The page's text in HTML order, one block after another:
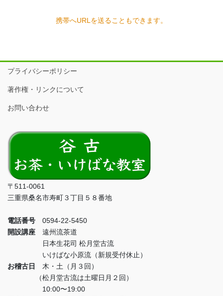
携帯へURLを送ることもできます。
プライバシーポリシー
著作権・リンクについて
お問い合わせ
〒511-0061
三重県桑名市寿町３丁目５８番地
電話番号 0594-22-5450
開設講座 遠州流茶道
日本生花司 松月堂古流
いけばな小原流（新規受付休止）
お稽古日
木・土（月３回）
（松月堂古流は土曜日月２回）
10:00〜19:00